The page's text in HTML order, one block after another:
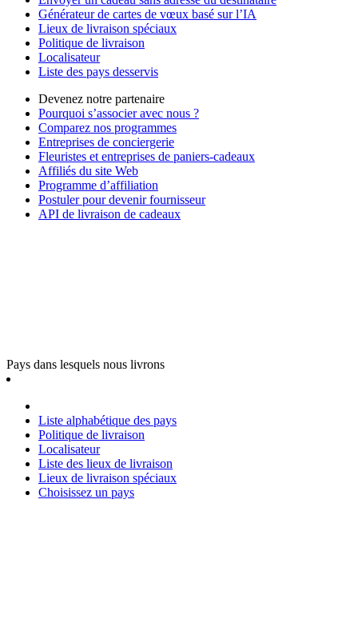
Générateur de cartes de vœux basé sur l’IA
Lieux de livraison spéciaux
Politique de livraison
Localisateur
Liste des pays desservis
Devenez notre partenaire
Pourquoi s’associer avec nous ?
Comparez nos programmes
Entreprises de conciergerie
Fleuristes et entreprises de paniers-cadeaux
Affiliés du site Web
Programme d’affiliation
Postuler pour devenir fournisseur
API de livraison de cadeaux
Pays dans lesquels nous livrons
Liste alphabétique des pays
Politique de livraison
Localisateur
Liste des lieux de livraison
Lieux de livraison spéciaux
Choisissez un pays